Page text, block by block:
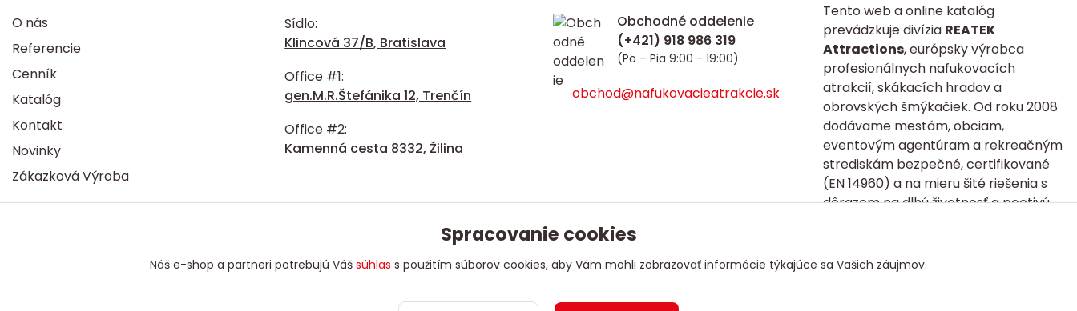
O nás
Referencie
Cenník
Katalóg
Kontakt
Novinky
Zákazková Výroba
Sídlo:
Klincová 37/B, Bratislava
Office #1:
gen.M.R.Štefánika 12, Trenčín
Office #2:
Kamenná cesta 8332, Žilina
Tento web a online katalóg
prevádzkuje divízia REATEK
Attractions, európsky výrobca
profesionálnych nafukovacích
atrakcií, skákacích hradov a
obrovských šmýkačiek. Od roku 2008
dodávame mestám, obciam,
eventovým agentúram a rekreačným
strediskám bezpečné, certifikované
(EN 14960) a na mieru šité riešenia s
dôrazom na dlhú životnosť a poctivú
Obchodné oddelenie
(Po – Pia 9:00 - 19:00)
obchod@nafukovacieatrakcie.sk
Spracovanie cookies
Náš e-shop a partneri potrebujú Váš súhlas s použitím súborov cookies, aby Vám mohli zobrazovať informácie týkajúce sa Vašich záujmov.